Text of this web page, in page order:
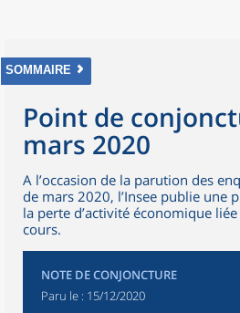
SOMMAIRE
Point de
mars 2020
A l’occasion de la parution des
de mars 2020, l’Insee publie une
la perte d’activité économique
cours.
NOTE DE CONJONCTURE
Paru le : 15/12/2020